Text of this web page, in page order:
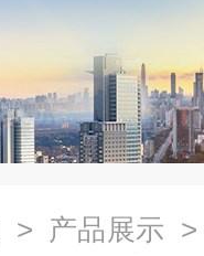
> 产品展示